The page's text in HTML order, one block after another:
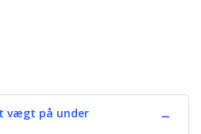
vægt på under